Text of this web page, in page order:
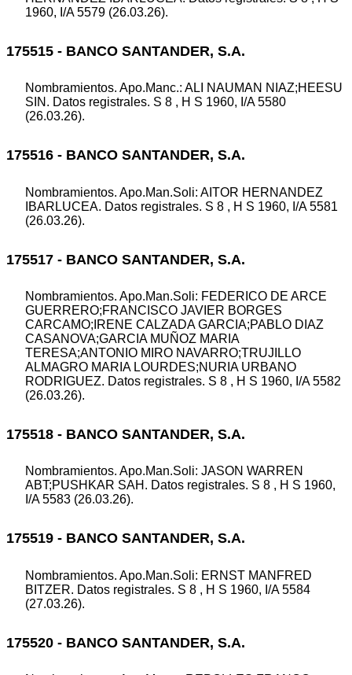
1960, I/A 5579 (26.03.26).
175515 - BANCO SANTANDER, S.A.
Nombramientos. Apo.Manc.: ALI NAUMAN NIAZ;HEESU
SIN. Datos registrales. S 8 , H S 1960, I/A 5580
(26.03.26).
175516 - BANCO SANTANDER, S.A.
Nombramientos. Apo.Man.Soli: AITOR HERNANDEZ
IBARLUCEA. Datos registrales. S 8 , H S 1960, I/A 5581
(26.03.26).
175517 - BANCO SANTANDER, S.A.
Nombramientos. Apo.Man.Soli: FEDERICO DE ARCE
GUERRERO;FRANCISCO JAVIER BORGES
CARCAMO;IRENE CALZADA GARCIA;PABLO DIAZ
CASANOVA;GARCIA MUÑOZ MARIA
TERESA;ANTONIO MIRO NAVARRO;TRUJILLO
ALMAGRO MARIA LOURDES;NURIA URBANO
RODRIGUEZ. Datos registrales. S 8 , H S 1960, I/A 5582
(26.03.26).
175518 - BANCO SANTANDER, S.A.
Nombramientos. Apo.Man.Soli: JASON WARREN
ABT;PUSHKAR SAH. Datos registrales. S 8 , H S 1960,
I/A 5583 (26.03.26).
175519 - BANCO SANTANDER, S.A.
Nombramientos. Apo.Man.Soli: ERNST MANFRED
BITZER. Datos registrales. S 8 , H S 1960, I/A 5584
(27.03.26).
175520 - BANCO SANTANDER, S.A.